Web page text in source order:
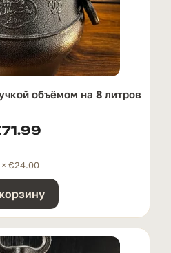
oбъёмом на 8 литров
71.99
€24.00